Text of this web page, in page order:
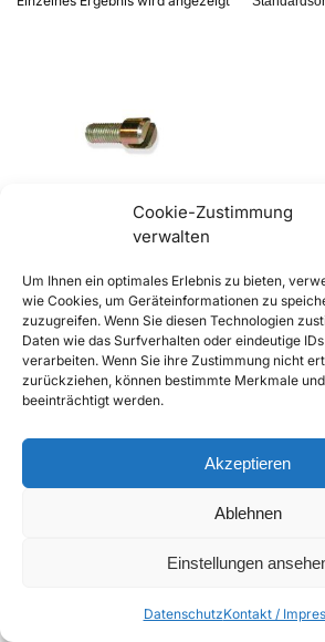
Cookie-Zustimmung
verwalten
Um Ihnen ein optimales Erlebnis zu bieten,
wie Cookies, um Geräteinformationen zu
zuzugreifen. Wenn Sie diesen Technologien
Daten wie das Surfverhalten oder eindeutige
verarbeiten. Wenn Sie ihre Zustimmung nicht
zurückziehen, können bestimmte Merkmale
beeinträchtigt werden.
Akzeptieren
Ablehnen
Einstellungen
DatenschutzKontakt /
356 A und B Nachstellschraube
Bremsbacke
€3,90 inkl. Mwst
Enthält 20% Mwst
zzgl.Versand
Lieferzeit: Sofort lieferbar
In den Warenkorb
Einzelnes Ergebnis wird angezeigt